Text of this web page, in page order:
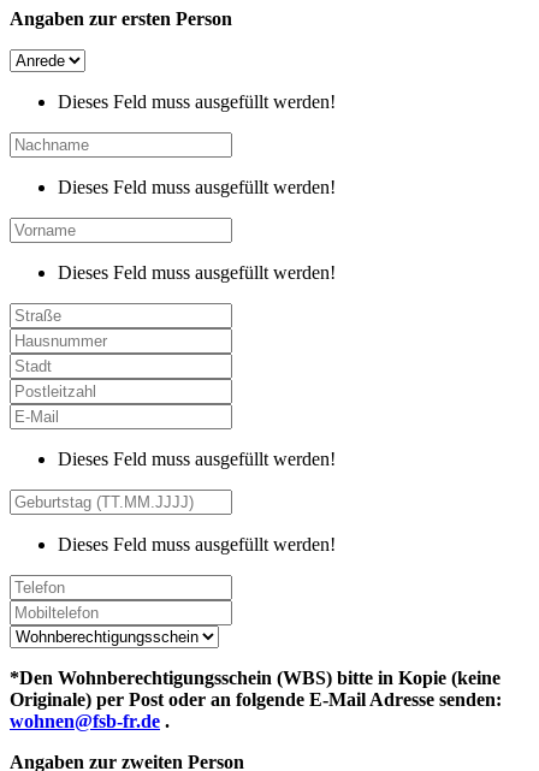
Angaben zur ersten Person
Dieses Feld muss ausgefüllt werden!
Dieses Feld muss ausgefüllt werden!
Dieses Feld muss ausgefüllt werden!
Dieses Feld muss ausgefüllt werden!
Dieses Feld muss ausgefüllt werden!
*Den Wohnberechtigungsschein (WBS) bitte in Kopie (keine
Originale) per Post oder an folgende E-Mail Adresse senden:
wohnen@fsb-fr.de .
Angaben zur zweiten Person